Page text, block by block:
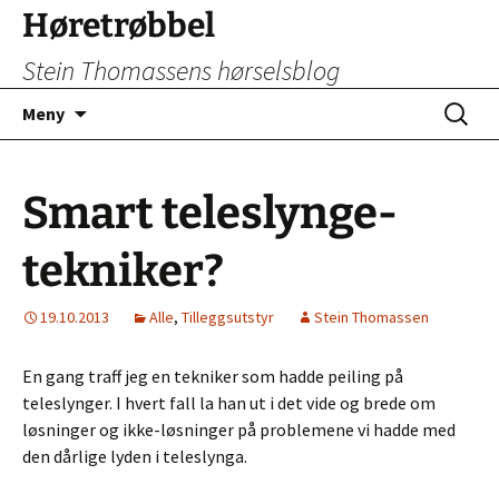
Hopp
innhold
Høretrøbbel
Stein Thomassens hørselsblog
Meny
Søk
etter:
Smart teleslynge-
tekniker?
19.10.2013 Alle, Tilleggsutstyr Stein Thomassen
En gang traff jeg en tekniker som hadde peiling på
teleslynger. I hvert fall la han ut i det vide og brede om
løsninger og ikke-løsninger på problemene vi hadde med
den dårlige lyden i teleslynga.